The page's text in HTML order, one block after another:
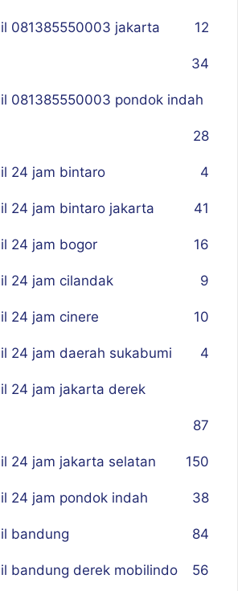
12
081385550003 jakarta
34
081385550003 pondok indah
28
24 jam bintaro 4
24 jam bintaro jakarta 41
24 jam bogor 16
24 jam cilandak 9
24 jam cinere 10
24 jam daerah sukabumi 4
24 jam jakarta derek
87
24 jam jakarta selatan 150
24 jam pondok indah 38
bandung 84
bandung derek mobilindo 56